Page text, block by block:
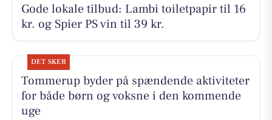
Gode lokale tilbud: Lambi toiletpapir til 16
kr. og Spier PS vin til 39 kr.
DET SKER
Tommerup byder på spændende aktiviteter
for både børn og voksne i den kommende
uge